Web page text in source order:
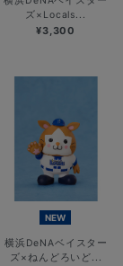
ズ×Locals...
¥3,300
NEW
横浜DeNAベイスター
ズ×ねんどろいど...